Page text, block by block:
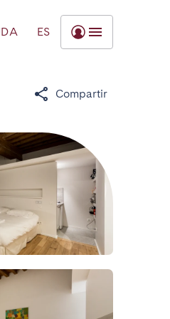
ES
Compartir